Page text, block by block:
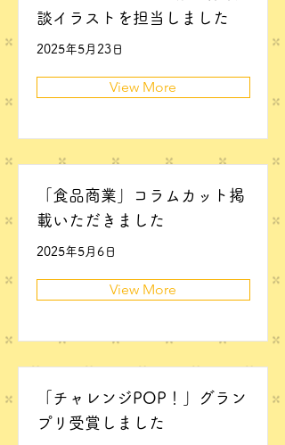
談イラストを担当しました
2025年5月23日
View More
「食品商業」コラムカット掲
載いただきました
2025年5月6日
View More
「チャレンジPOP！」グラン
プリ受賞しました